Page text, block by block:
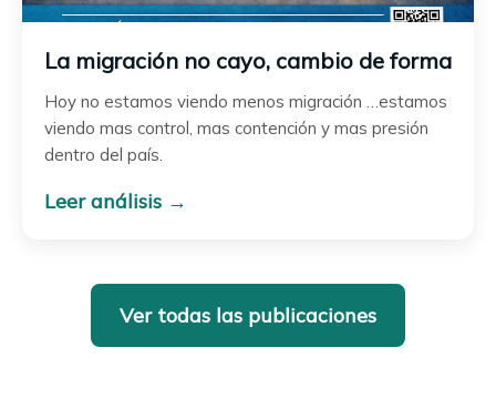
La migración no cayo, cambio de forma
Hoy no estamos viendo menos migración …estamos
viendo mas control, mas contención y mas presión
dentro del país.
Leer análisis →
Ver todas las publicaciones